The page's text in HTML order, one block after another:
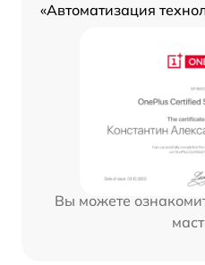
«Автоматизация
Вы можете